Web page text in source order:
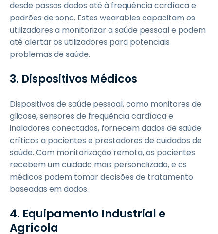
desde passos dados até à frequência cardíaca e
padrões de sono. Estes wearables capacitam os
utilizadores a monitorizar a saúde pessoal e podem
até alertar os utilizadores para potenciais
problemas de saúde.
3. Dispositivos Médicos
Dispositivos de saúde pessoal, como monitores de
glicose, sensores de frequência cardíaca e
inaladores conectados, fornecem dados de saúde
críticos a pacientes e prestadores de cuidados de
saúde. Com monitorização remota, os pacientes
recebem um cuidado mais personalizado, e os
médicos podem tomar decisões de tratamento
baseadas em dados.
4. Equipamento Industrial e
Agrícola